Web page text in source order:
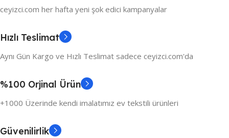
ceyizci.com her hafta yeni şok edici kampanyalar
Hızlı Teslimat
Aynı Gün Kargo ve Hızlı Teslimat sadece ceyizci.com'da
%100 Orjinal Ürün
+1000 Üzerinde kendi imalatımız ev tekstili ürünleri
Güvenilirlik